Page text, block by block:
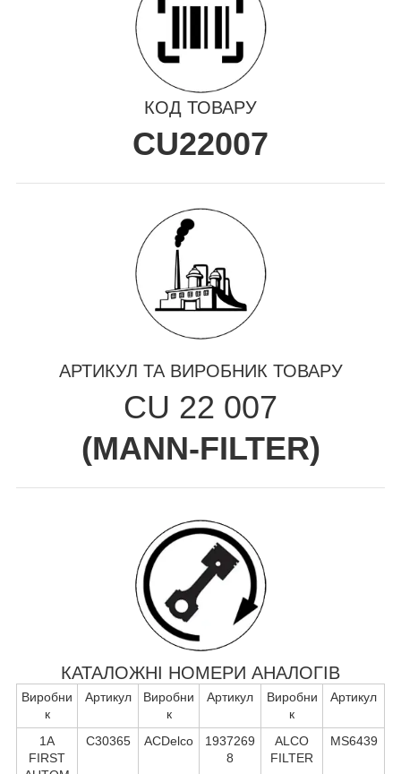
КОД ТОВАРУ
CU22007
АРТИКУЛ ТА ВИРОБНИК ТОВАРУ
CU 22 007
(MANN-FILTER)
КАТАЛОЖНІ НОМЕРИ АНАЛОГІВ
Виробни
к
Артикул
Виробни
к
Артикул
Виробни
к
Артикул
1A
FIRST
C30365 ACDelco
1937269
8
ALCO
FILTER
MS6439